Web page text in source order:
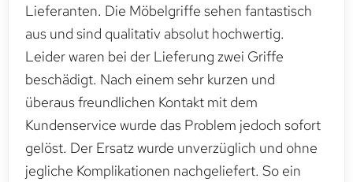
Lieferanten. Die Möbelgriffe sehen fantastisch
aus und sind qualitativ absolut hochwertig.
Leider waren bei der Lieferung zwei Griffe
beschädigt. Nach einem sehr kurzen und
überaus freundlichen Kontakt mit dem
Kundenservice wurde das Problem jedoch sofort
gelöst. Der Ersatz wurde unverzüglich und ohne
jegliche Komplikationen nachgeliefert. So ein